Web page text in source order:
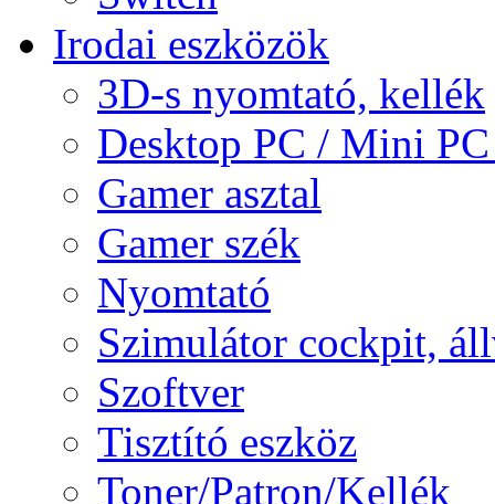
Irodai eszközök
3D-s nyomtató, kellék
Desktop PC / Mini
Gamer asztal
Gamer szék
Nyomtató
Szimulátor cockpit,
Szoftver
Tisztító eszköz
Toner/Patron/Kellék